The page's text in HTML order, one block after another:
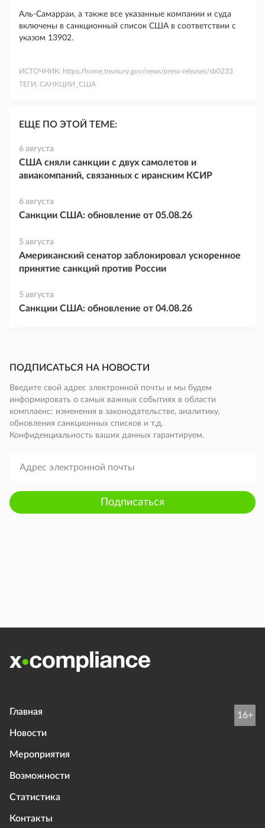
Аль-Самарраи, а также все указанные компании и суда
включены в санкционный список США в соответствии с
указом 13902.
ИСТОЧНИК: https://home.treasury.gov/news/press-releases/sb0233
ТЕГИ: САНКЦИИ_США
ЕЩЕ ПО ЭТОЙ ТЕМЕ:
6 августа
США сняли санкции с двух самолетов и
авиакомпаний, связанных с иранским КСИР
6 августа
Санкции США: обновление от 05.08.26
5 августа
Американский сенатор заблокировал ускоренное
принятие санкций против России
5 августа
Санкции США: обновление от 04.08.26
ПОДПИСАТЬСЯ НА НОВОСТИ
Введите свой адрес электронной почты и мы будем
информировать о самых важных событиях в области
комплаенс: изменения в законодательстве, аналитику,
обновления санкционных списков и т.д.
Конфиденциальность ваших данных гарантируем.
Подписаться
Главная
Новости
Мероприятия
Возможности
Статистика
Контакты
16+